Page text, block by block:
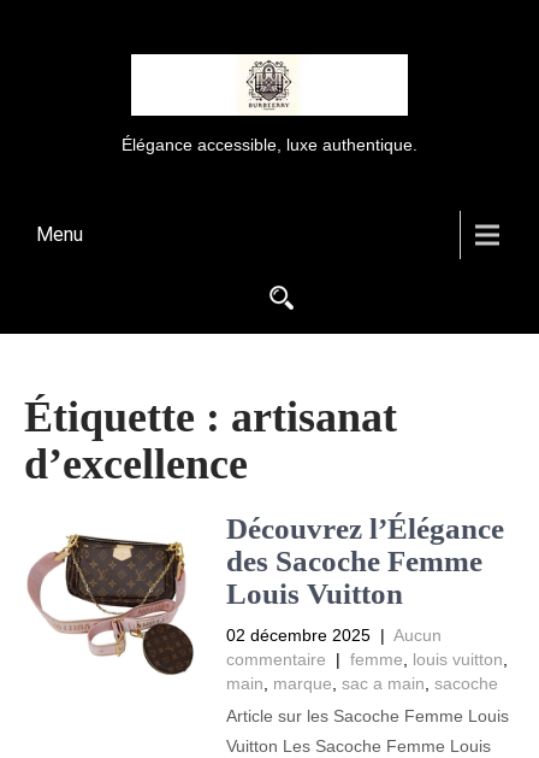
Élégance accessible, luxe authentique.
Menu
Étiquette : artisanat
d’excellence
Découvrez l’Élégance
des Sacoche Femme
Louis Vuitton
02 décembre 2025 | Aucun
commentaire
| femme louis vuitton
main
marque sac a main sacoche
Article sur les Sacoche Femme Louis
Vuitton Les Sacoche Femme Louis